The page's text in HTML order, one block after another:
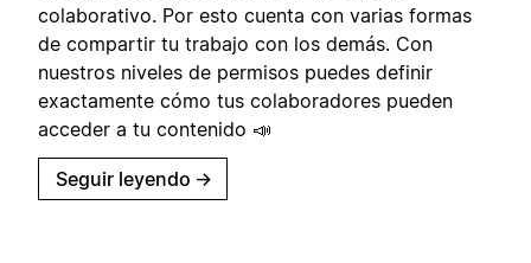
colaborativo. Por esto cuenta con varias formas
de compartir tu trabajo con los demás. Con
nuestros niveles de permisos puedes definir
exactamente cómo tus colaboradores pueden
acceder a tu contenido 📣
Seguir leyendo →